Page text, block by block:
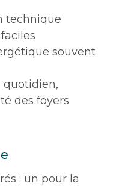
technique
souvent
quotidien,
des foyers
: un pour la